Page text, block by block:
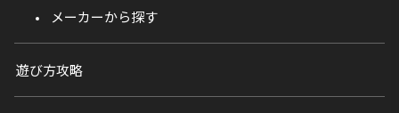
メーカーから探す
遊び方攻略